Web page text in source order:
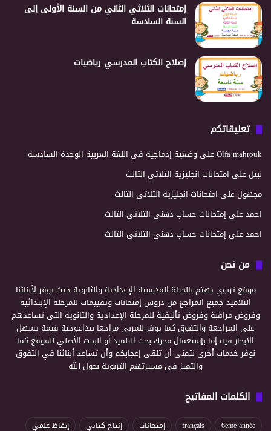
إمتحانات الثلاثي الثاني من السنة الأولى إلى
السنة السادسة
إصلاح الكتاب المدرسي رياضيات
تعليقاتكم
Olfa mahroukعلى وضعية إدماجية في اللغة العربية الوحدة السادسة
نبيلعلى امتحانات انجليزية الثلاثي الثالث
مجهولعلى امتحانات انجليزية الثلاثي الثالث
احمدعلى إمتحانات حساب ذهني الثلاثي الثالث
احمدعلى إمتحانات حساب ذهني الثلاثي الثالث
من نحن
موقع تربوي يهتم بالحياة المدرسية الإعدادية والثانوية حيث يوفر لأبنائنا
التلاميذ جميع المراجع من دروس إمتحانات وتقييمات للمرحلة الإبتدائية
وفروض مراقبة وفروض تأليفية للمرحلة الإعدادية والثانوية التي تساعدهم
على المراجعة والتفوق كما يوفر للمربي مراجعا بيداغوجية قيمة يسهل
الابحار فيه إما بإستعمال محرك بحث التلميذ أو البحث الأصلي للموقع كما
نوفر خدمات أخرى نتمنى أن تلقى إعجابكم وأن تساعد أبنائنا في التفوق
والتميز في مسيرتهم التربوية بحول الله
الكلمات المفاتيح
6ème année
français إمتحانات إنتاج كتابي إيقاظ علمي